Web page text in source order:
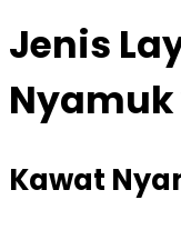
Jenis
Kawat